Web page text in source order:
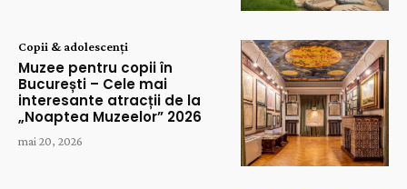
Copii & adolescenți
Muzee pentru copii în
București – Cele mai
interesante atracții de la
„Noaptea Muzeelor” 2026
mai 20, 2026